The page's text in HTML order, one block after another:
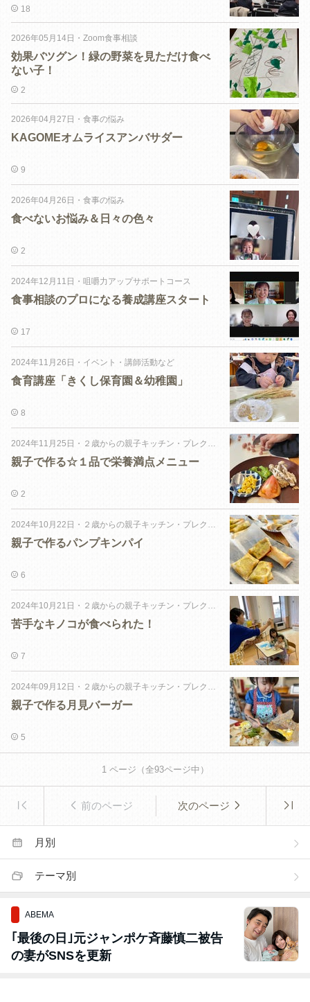
18
2026年05月14日 ・ Zoom食事相談
効果バツグン！緑の野菜を見ただけ食べ
ない子！
2
2026年04月27日 ・ 食事の悩み
KAGOMEオムライスアンバサダー
9
2026年04月26日 ・ 食事の悩み
食べないお悩み＆日々の色々
2
2024年12月11日 ・ 咀嚼力アップサポートコース
食事相談のプロになる養成講座スタート
17
2024年11月26日 ・ イベント・講師活動など
食育講座「きくし保育園＆幼稚園」
8
2024年11月25日 ・ ２歳からの親子キッチン・プレクラス
親子で作る☆１品で栄養満点メニュー
2
2024年10月22日 ・ ２歳からの親子キッチン・プレクラス
親子で作るパンプキンパイ
6
2024年10月21日 ・ ２歳からの親子キッチン・プレクラス
苦手なキノコが食べられた！
7
2024年09月12日 ・ ２歳からの親子キッチン・プレクラス
親子で作る月見バーガー
5
1ページ（全93ページ中）
前のページ 次のページ
月別
テーマ別
ABEMA
｢最後の日｣元ジャンポケ斉藤慎二被告
の妻がSNSを更新